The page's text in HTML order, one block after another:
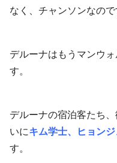
なく、チャンソンなので
デルーナはもうマンウ
す。
デルーナの宿泊客たち
いにキム学士、ヒョン
す。